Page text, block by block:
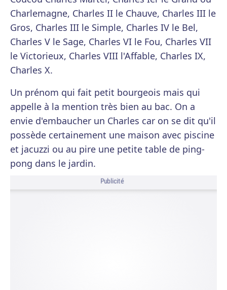
Charlemagne, Charles II le Chauve, Charles III le
Gros, Charles III le Simple, Charles IV le Bel,
Charles V le Sage, Charles VI le Fou, Charles VII
le Victorieux, Charles VIII l'Affable, Charles IX,
Charles X.
Un prénom qui fait petit bourgeois mais qui
appelle à la mention très bien au bac. On a
envie d'embaucher un Charles car on se dit qu'il
possède certainement une maison avec piscine
et jacuzzi ou au pire une petite table de ping-
pong dans le jardin.
Publicité